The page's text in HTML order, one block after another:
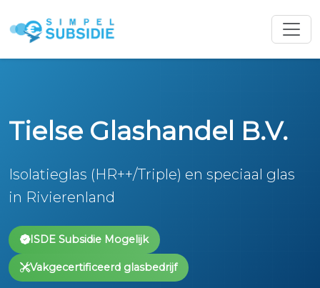
Tielse Glashandel B.V.
Isolatieglas (HR++/Triple) en speciaal glas
in Rivierenland
ISDE Subsidie Mogelijk
Vakgecertificeerd glasbedrijf